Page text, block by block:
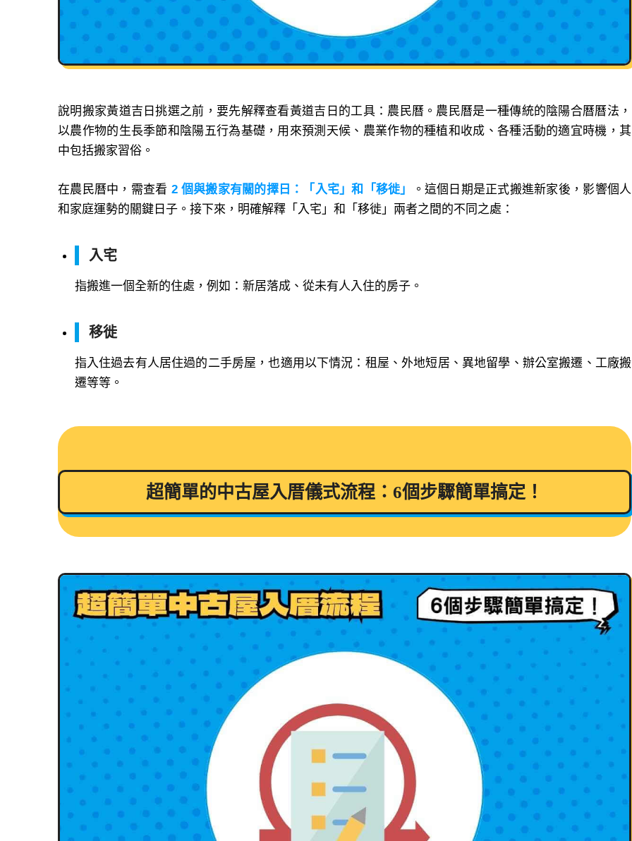
說明搬家黃道吉日挑選之前，要先解釋查看黃道吉日的工具：農民曆。農民曆是一種傳統的陰陽合曆曆法，
以農作物的生長季節和陰陽五行為基礎，用來預測天候、農業作物的種植和收成、各種活動的適宜時機，其
中包括搬家習俗。
在農民曆中，需查看 2 個與搬家有關的擇日：「入宅」和「移徙」
。這個日期是正式搬進新家後，影響個人
和家庭運勢的關鍵日子。接下來，明確解釋「入宅」和「移徙」兩者之間的不同之處：
入宅
指搬進一個全新的住處，例如：新居落成、從未有人入住的房子。
移徙
指入住過去有人居住過的二手房屋，也適用以下情況：租屋、外地短居、異地留學、辦公室搬遷、工廠搬
遷等等。
超簡單的中古屋入厝儀式流程：6個步驟簡單搞定！